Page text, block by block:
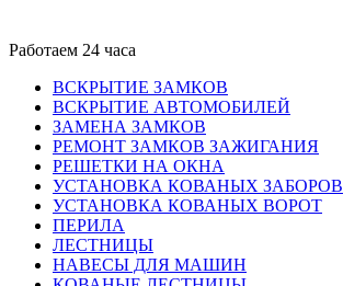
Работаем 24 часа
ВСКРЫТИЕ ЗАМКОВ
ВСКРЫТИЕ АВТОМОБИЛЕЙ
ЗАМЕНА ЗАМКОВ
РЕМОНТ ЗАМКОВ ЗАЖИГАНИЯ
РЕШЕТКИ НА ОКНА
УСТАНОВКА КОВАНЫХ ЗАБОРОВ
УСТАНОВКА КОВАНЫХ ВОРОТ
ПЕРИЛА
ЛЕСТНИЦЫ
НАВЕСЫ ДЛЯ МАШИН